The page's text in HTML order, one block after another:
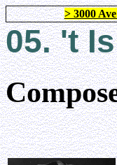
> 3000
05. 't
poem